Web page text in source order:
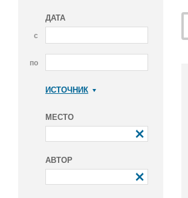
ДАТА
с
по
ИСТОЧНИК
МЕСТО
АВТОР